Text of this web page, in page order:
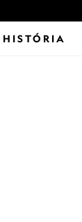
HISTÓRIA